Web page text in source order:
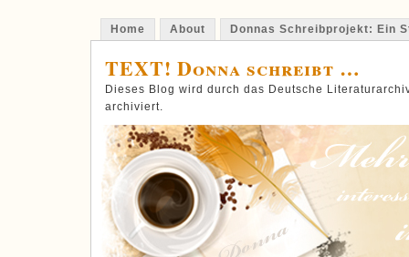
Home About Donnas Schreibprojekt: Ein
TEXT! Donna schreibt …
Dieses Blog wird durch das Deutsche
archiviert.